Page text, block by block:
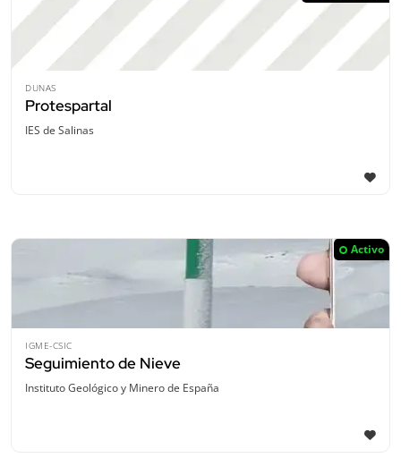
DUNAS
Protespartal
IES de Salinas
Activo
IGME-CSIC
Seguimiento de Nieve
Instituto Geológico y Minero de España